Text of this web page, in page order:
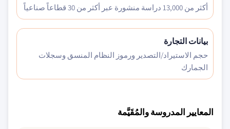
أكثر من 13,000 دراسة منشورة عبر أكثر من 30 قطاعاً صناعياً
بيانات التجارة
حجم الاستيراد/التصدير ورموز النظام المنسق وسجلات
الجمارك
المعايير المدروسة والمُقَيَّمة